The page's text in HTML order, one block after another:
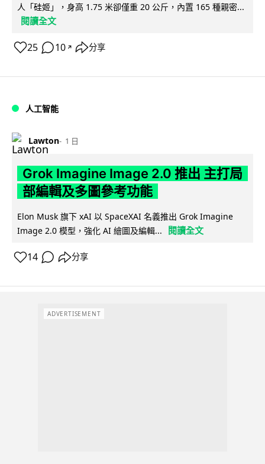
人「硅姬」，身高 1.75 米卻僅重 20 公斤，內置 165 種親密...
閱讀全文
25 10 ↗ 分享
人工智能
Lawton 1 日
Grok Imagine Image 2.0 推出 主打局
部編輯及多圖參考功能
Elon Musk 旗下 xAI 以 SpaceXAI 名義推出 Grok Imagine
Image 2.0 模型，強化 AI 繪圖及編輯...
閱讀全文
14 分享
ADVERTISEMENT